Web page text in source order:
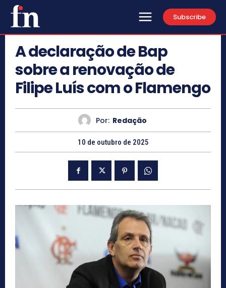
Subscribe
A declaração de Bap
sobre a renovação de
Filipe Luís com o Flamengo
Por: Redação
10 de outubro de 2025